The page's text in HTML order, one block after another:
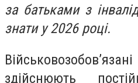
за батьками з
знати у 2026 році.
здійснюють